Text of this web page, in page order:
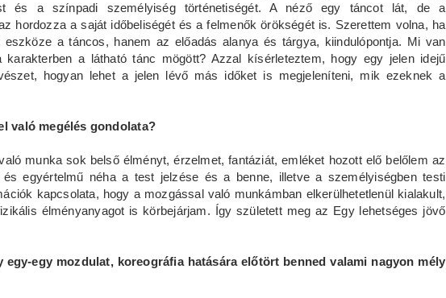
és a színpadi személyiség történetiségét. A néző egy táncot lát, de a
hordozza a saját időbeliségét és a felmenők örökségét is. Szerettem volna, ha
a táncos, hanem az előadás alanya és tárgya, kiindulópontja. Mi van
karakterben a látható tánc mögött? Azzal kísérleteztem, hogy egy jelen idejű
hogyan lehet a jelen lévő más időket is megjeleníteni, mik ezeknek a
való megélés gondolata?
munka sok belső élményt, érzelmet, fantáziát, emléket hozott elő belőlem az
egyértelmű néha a test jelzése és a benne, illetve a személyiségben testi
kapcsolata, hogy a mozgással való munkámban elkerülhetetlenül kialakult,
élményanyagot is körbejárjam. Így született meg az Egy lehetséges jövő
egy-egy mozdulat, koreográfia hatására előtört benned valami nagyon mély